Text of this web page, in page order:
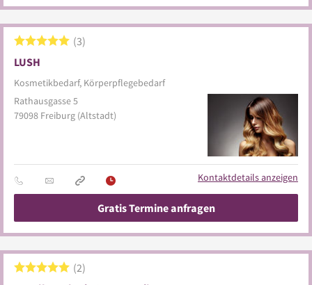
LUSH
Kosmetikbedarf, Körperpflegebedarf
3
Rathausgasse 5
79098 Freiburg (Altstadt)
Kontaktdetails anzeigen
Gratis Termine anfragen
2